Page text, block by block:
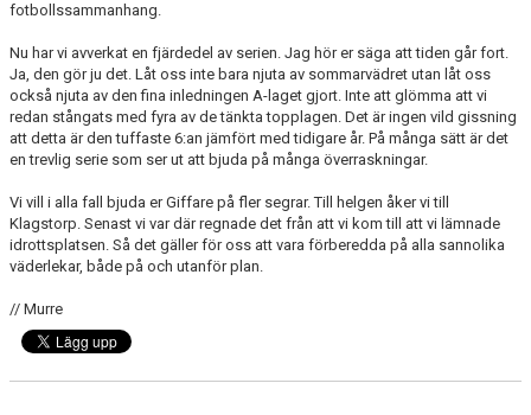
fotbollssammanhang.
Nu har vi avverkat en fjärdedel av serien. Jag hör er säga att tiden går fort.
Ja, den gör ju det. Låt oss inte bara njuta av sommarvädret utan låt oss
också njuta av den fina inledningen A-laget gjort. Inte att glömma att vi
redan stångats med fyra av de tänkta topplagen. Det är ingen vild gissning
att detta är den tuffaste 6:an jämfört med tidigare år. På många sätt är det
en trevlig serie som ser ut att bjuda på många överraskningar.
Vi vill i alla fall bjuda er Giffare på fler segrar. Till helgen åker vi till
Klagstorp. Senast vi var där regnade det från att vi kom till att vi lämnade
idrottsplatsen. Så det gäller för oss att vara förberedda på alla sannolika
väderlekar, både på och utanför plan.
// Murre